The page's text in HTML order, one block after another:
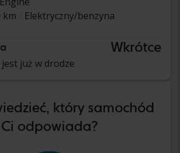
km
Elektryczny/benzyna
Wkrótce
już w drodze
który samochód
Ci odpowiada?